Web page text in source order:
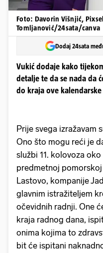
Foto: Davorin Višnjić,
Tomljanović/24sata/canva
Dodaj 24sata
Vukić dodaje kako
detalje te da se nada da
do kraja ove
Prije svega izražavam
Ono što mogu reći je
službi 11. kolovoza
predmetnoj
Lastovo, kompanije
glavnim istražiteljem
očevidnih radnji. One
kraja radnog dana,
onima kojima to
bit će ispitani